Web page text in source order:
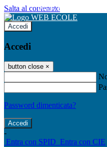
Salta al contenuto
WEB ECOLE
Accedi
Accedi
button close ×
Password dimenticata?
-
Entra con SPID Entra con CIE